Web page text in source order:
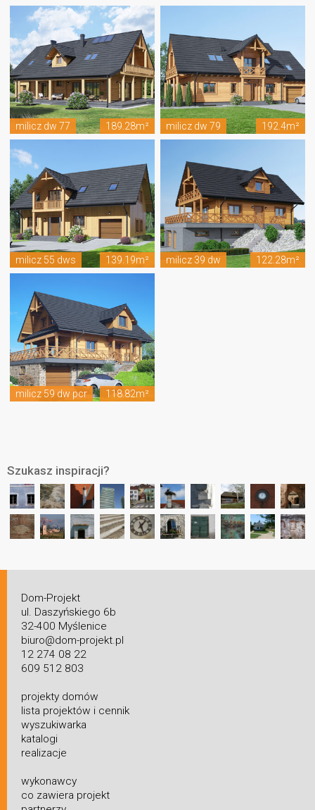
milicz dw 77 189.28m² milicz dw 79 192.4m²
milicz 55 dws 139.19m² milicz 39 dw 122.28m²
milicz 59 dw pcr 118.82m²
Szukasz inspiracji?
Dom-Projekt
ul. Daszyńskiego 6b
32-400 Myślenice
biuro@dom-projekt.pl
12 274 08 22
609 512 803
projekty domów
lista projektów i cennik
wyszukiwarka
katalogi
realizacje
wykonawcy
co zawiera projekt